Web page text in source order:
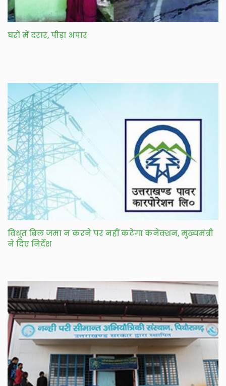
घरों में दरार, पीड़ा अपार
विधुत बिल जमा न करने पर नहीं कटेगा कनेक्शन, मुख्यमंत्री
ने दिए निर्देश